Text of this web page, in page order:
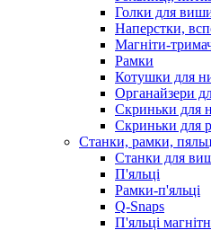
Голки для
Наперстки,
Магніти-
Рамки
Котушки для
Органайзери
Скриньки для
Скриньки для
Станки, рамки,
Станки для
П'яльці
Рамки-п'яльці
Q-Snaps
П'яльці